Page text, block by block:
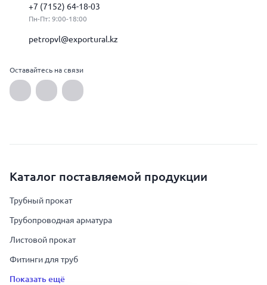
+7 (7152) 64-18-03
Пн-Пт: 9:00-18:00
petropvl@exportural.kz
Оставайтесь на связи
Каталог поставляемой продукции
Трубный прокат
Трубопроводная арматура
Листовой прокат
Фитинги для труб
Показать ещё